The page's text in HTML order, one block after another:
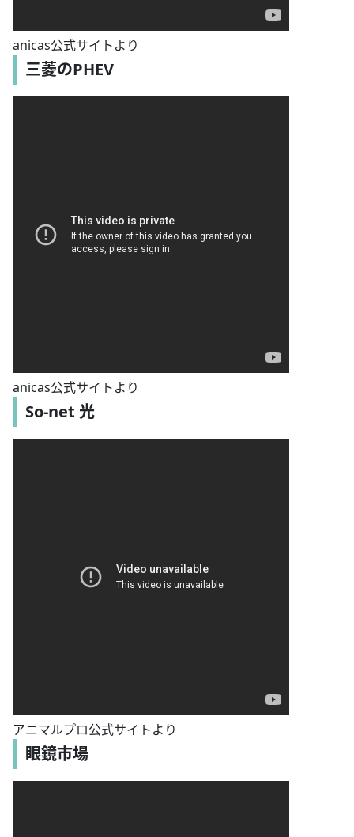
anicas公式サイトより
三菱のPHEV
anicas公式サイトより
So-net 光
アニマルプロ公式サイトより
眼鏡市場